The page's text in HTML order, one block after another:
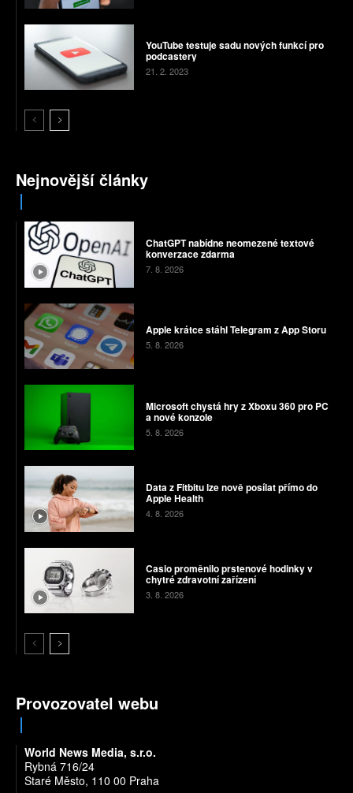
YouTube testuje sadu nových funkcí pro
podcastery
21. 2. 2023
Nejnovější články
ChatGPT nabídne neomezené textové
konverzace zdarma
7. 8. 2026
Apple krátce stáhl Telegram z App Storu
5. 8. 2026
Microsoft chystá hry z Xboxu 360 pro PC
a nové konzole
5. 8. 2026
Data z Fitbitu lze nově posílat přímo do
Apple Health
4. 8. 2026
Casio proměnilo prstenové hodinky v
chytré zdravotní zařízení
3. 8. 2026
Provozovatel webu
World News Media, s.r.o.
Rybná 716/24
Staré Město, 110 00 Praha